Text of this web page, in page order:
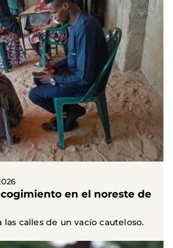
en el noreste de
las calles de un vacío cauteloso.